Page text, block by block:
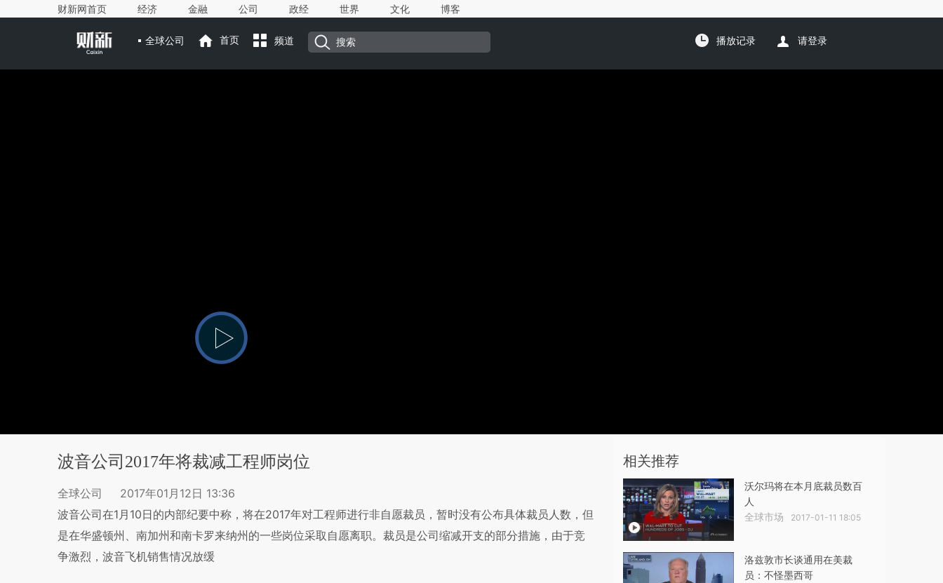
财新网首页 经济 金融 公司 政经 世界 文化 博客
全球公司 首页 频道 播放记录 请登录
波音公司2017年将裁减工程师岗位
全球公司
2017年01月12日 13:36
波音公司在1月10日的内部纪要中称，将在2017年对工程师进行非自愿裁员，暂时没有公布具体裁员人数，但
是在华盛顿州、南加州和南卡罗来纳州的一些岗位采取自愿离职。裁员是公司缩减开支的部分措施，由于竞
争激烈，波音飞机销售情况放缓
相关推荐
沃尔玛将在本月底裁员数百
人
全球市场 2017-01-11 18:05
洛兹敦市长谈通用在美裁
员：不怪墨西哥